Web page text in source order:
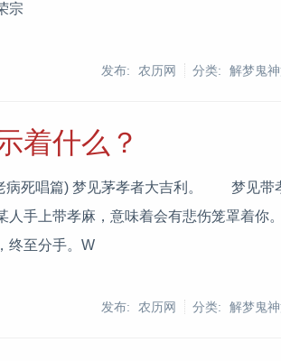
宗
发布: 农历网
分类: 解梦鬼
着什么？
病死唱篇) 梦见茅孝者大吉利。 梦见带
上带孝麻，意味着会有悲伤笼罩着你。
终至分手。W
发布: 农历网
分类: 解梦鬼